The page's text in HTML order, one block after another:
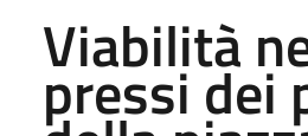
Viabilità
pressi dei